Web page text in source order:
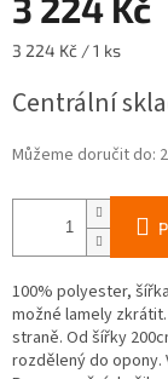
3 224 Kč
Měrná
3 224 Kč / 1 ks
Centrální
Můžeme doručit do:
100% polyester,
možné lamely
straně. Od šířky
rozdělený do opony.